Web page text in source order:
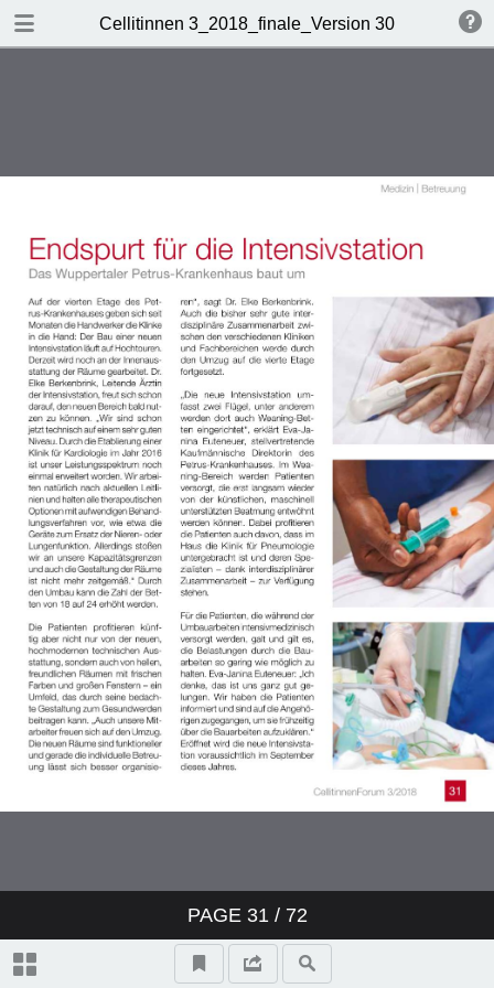
Cellitinnen 3_2018_finale_Version 30.7.2018
PAGE 31/ 72
DOWNLOAD